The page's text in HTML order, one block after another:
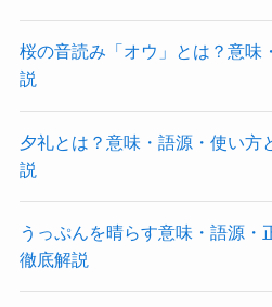
桜の音読み「オウ」とは？意味
説
夕礼とは？意味・語源・使い方
説
うっぷんを晴らす意味・語源・
徹底解説